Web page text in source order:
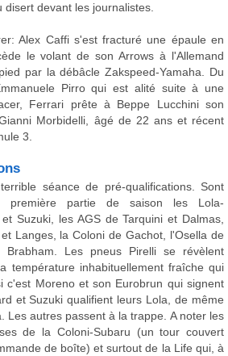
devant les journalistes.
Alex Caffi s'est fracturé une épaule en
le volant de son Arrows à l'Allemand
par la débâcle Zakspeed-Yamaha. Du
Pirro qui est alité suite à une
Ferrari prête à Beppe Lucchini son
Morbidelli, âgé de 22 ans et récent
3.
séance de pré-qualifications. Sont
première partie de saison les Lola-
Suzuki, les AGS de Tarquini et Dalmas,
Langes, la Coloni de Gachot, l'Osella de
Les pneus Pirelli se révèlent
température inhabituellement fraîche qui
c'est Moreno et son Eurobrun qui signent
et Suzuki qualifient leurs Lola, de même
Les autres passent à la trappe. A noter les
de la Coloni-Subaru (un tour couvert
de boîte) et surtout de la Life qui, à